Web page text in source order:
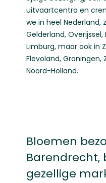
uitvaartcentra en
we in heel Nederland,
Gelderland, Overijssel,
Limburg, maar ook in
Flevoland, Groningen,
Noord-Holland.
Bloemen
Barendrecht,
gezellige